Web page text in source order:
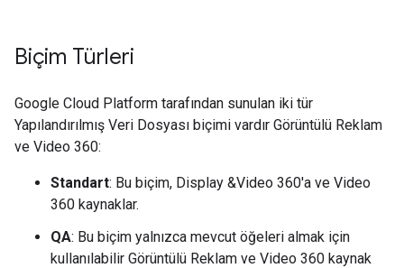
Biçim Türleri
Google Cloud Platform tarafından sunulan iki tür
Yapılandırılmış Veri Dosyası biçimi vardır Görüntülü Reklam
ve Video 360:
Standart: Bu biçim, Display &Video 360'a ve Video
360 kaynaklar.
QA: Bu biçim yalnızca mevcut öğeleri almak için
kullanılabilir Görüntülü Reklam ve Video 360 kaynak